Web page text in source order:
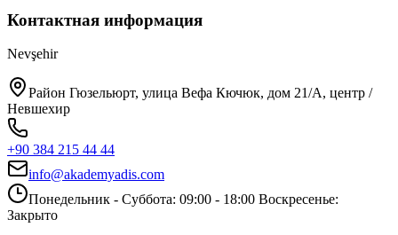
Контактная информация
Nevşehir
Район Гюзельюрт, улица Вефа Кючюк, дом 21/A, центр /
Невшехир
+90 384 215 44 44
info@akademyadis.com
Понедельник - Суббота: 09:00 - 18:00 Воскресенье:
Закрыто